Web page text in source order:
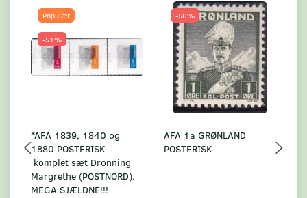
Populær
-51%
*AFA 1839, 1840 og
1880 POSTFRISK
komplet sæt Dronning
Margrethe (POSTNORD).
MEGA SJÆLDNE!!!
-50%
AFA 1a GRØNLAND
POSTFRISK